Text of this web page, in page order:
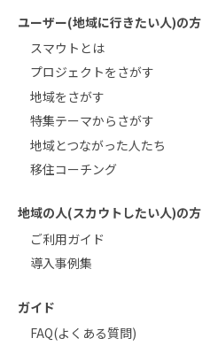
ユーザー(地域に行きたい人)の方
スマウトとは
プロジェクトをさがす
地域をさがす
特集テーマからさがす
地域とつながった人たち
移住コーチング
地域の人(スカウトしたい人)の方
ご利用ガイド
導入事例集
ガイド
FAQ(よくある質問)